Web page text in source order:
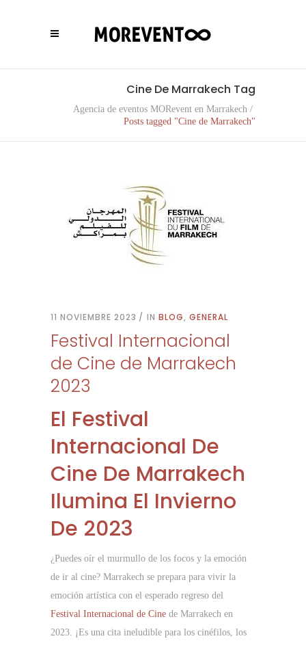
Cine De Marrakech Tag
Agencia de eventos MORevent en Marrakech /
Posts tagged "Cine de Marrakech"
11 NOVIEMBRE 2023 IN BLOG, GENERAL
Festival Internacional
de Cine de Marrakech
2023
El Festival
Internacional De
Cine De Marrakech
Ilumina El Invierno
De 2023
¿Puedes oír el murmullo de los focos y la emoción
de ir al cine? Marrakech se prepara para vivir la
emoción artística con el esperado regreso del
Festival Internacional de Cine de Marrakech en
2023. ¡Es una cita ineludible para los cinéfilos, los